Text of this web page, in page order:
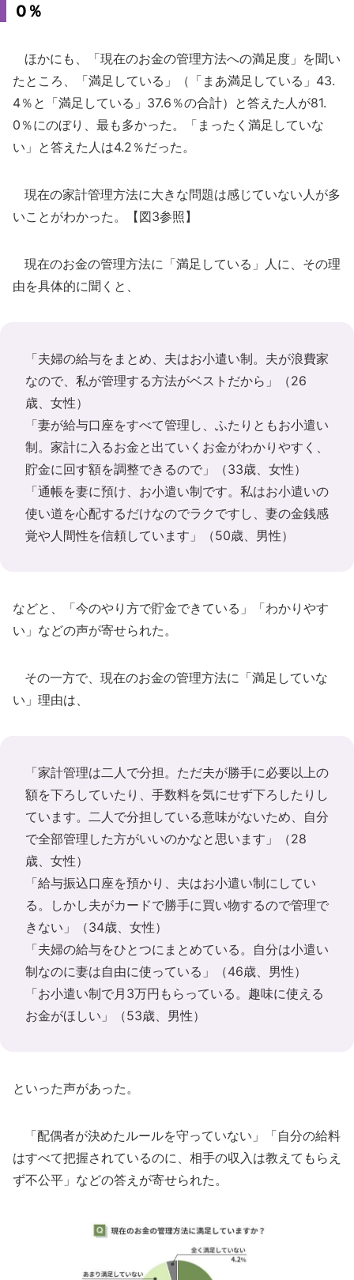
0％
ほかにも、「現在のお金の管理方法への満足度」を聞い
たところ、「満足している」（「まあ満足している」43.
4％と「満足している」37.6％の合計）と答えた人が81.
0％にのぼり、最も多かった。「まったく満足していな
い」と答えた人は4.2％だった。
現在の家計管理方法に大きな問題は感じていない人が多
いことがわかった。【図3参照】
現在のお金の管理方法に「満足している」人に、その理
由を具体的に聞くと、
「夫婦の給与をまとめ、夫はお小遣い制。夫が浪費家
なので、私が管理する方法がベストだから」（26
歳、女性）
「妻が給与口座をすべて管理し、ふたりともお小遣い
制。家計に入るお金と出ていくお金がわかりやすく、
貯金に回す額を調整できるので」（33歳、女性）
「通帳を妻に預け、お小遣い制です。私はお小遣いの
使い道を心配するだけなのでラクですし、妻の金銭感
覚や人間性を信頼しています」（50歳、男性）
などと、「今のやり方で貯金できている」「わかりやす
い」などの声が寄せられた。
その一方で、現在のお金の管理方法に「満足していな
い」理由は、
「家計管理は二人で分担。ただ夫が勝手に必要以上の
額を下ろしていたり、手数料を気にせず下ろしたりし
ています。二人で分担している意味がないため、自分
で全部管理した方がいいのかなと思います」（28
歳、女性）
「給与振込口座を預かり、夫はお小遣い制にしてい
る。しかし夫がカードで勝手に買い物するので管理で
きない」（34歳、女性）
「夫婦の給与をひとつにまとめている。自分は小遣い
制なのに妻は自由に使っている」（46歳、男性）
「お小遣い制で月3万円もらっている。趣味に使える
お金がほしい」（53歳、男性）
といった声があった。
「配偶者が決めたルールを守っていない」「自分の給料
はすべて把握されているのに、相手の収入は教えてもらえ
ず不公平」などの答えが寄せられた。